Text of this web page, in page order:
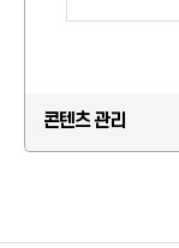
콘텐츠 관리